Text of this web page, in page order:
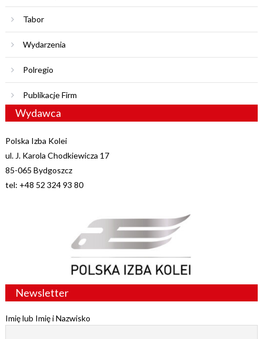
Tabor
Wydarzenia
Polregio
Publikacje Firm
Wydawca
Polska Izba Kolei
ul. J. Karola Chodkiewicza 17
85-065 Bydgoszcz
tel: +48 52 324 93 80
Newsletter
Imię lub Imię i Nazwisko